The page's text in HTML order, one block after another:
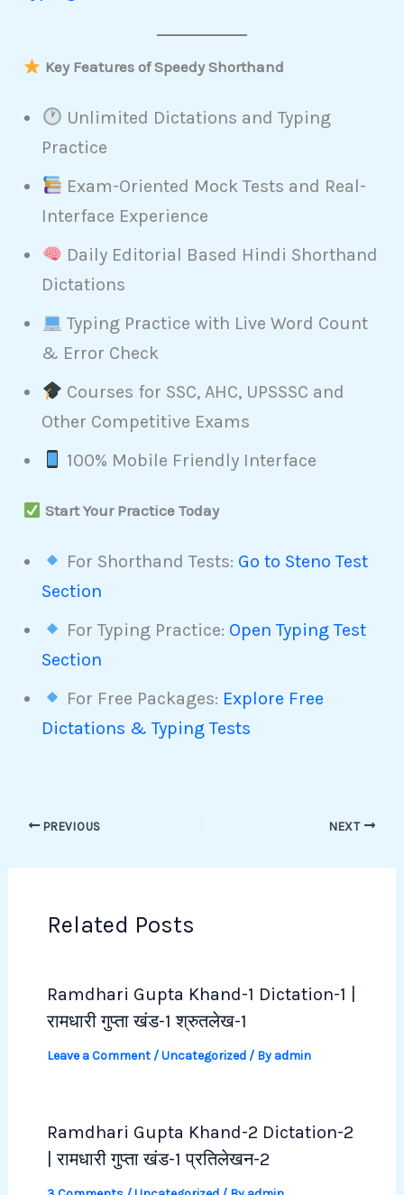
Key Features of Speedy Shorthand
Unlimited Dictations and Typing
Practice
Exam-Oriented Mock Tests and Real-
Interface Experience
Daily Editorial Based Hindi Shorthand
Dictations
Typing Practice with Live Word Count
& Error Check
Courses for SSC, AHC, UPSSSC and
Other Competitive Exams
100% Mobile Friendly Interface
Start Your Practice Today
For Shorthand Tests: Go to Steno Test
Section
For Typing Practice: Open Typing Test
Section
For Free Packages: Explore Free
Dictations & Typing Tests
PREVIOUS NEXT
Related Posts
Ramdhari Gupta Khand-1 Dictation-1 |
रामधारी गुप्ता खंड-1 श्रुतलेख-1
Leave a Comment /Uncategorized/ Byadmin
Ramdhari Gupta Khand-2 Dictation-2
| रामधारी गुप्ता खंड-1 प्रतिलेखन-2